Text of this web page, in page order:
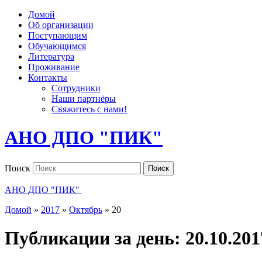
Домой
Об организации
Поступающим
Обучающимся
Литература
Проживание
Контакты
Сотрудники
Наши партнёры
Свяжитесь с нами!
АНО ДПО "ПИК"
Поиск Поиск
АНО ДПО "ПИК"
Домой » 2017 » Октябрь » 20
Публикации за день: